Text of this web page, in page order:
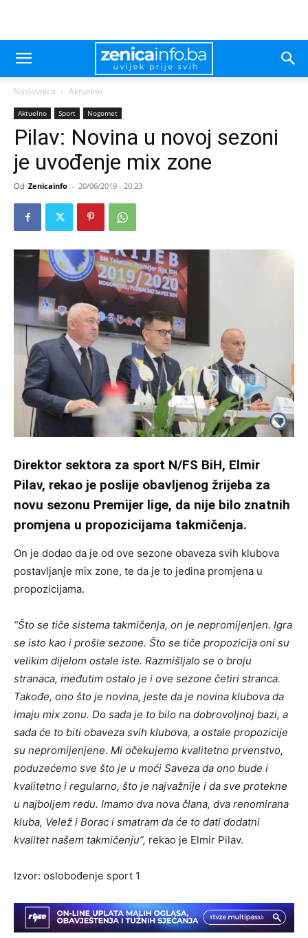
Naslovnica Aktuelno
Aktuelno Sport Nogomet
Pilav: Novina u novoj sezoni
je uvođenje mix zone
Od Zenicainfo - 20/06/2019 - 20:23
Direktor sektora za sport N/FS BiH, Elmir
Pilav, rekao je poslije obavljenog žrijeba za
novu sezonu Premijer lige, da nije bilo znatnih
promjena u propozicijama takmičenja.
On je dodao da je od ove sezone obaveza svih klubova
postavljanje mix zone, te da je to jedina promjena u
propozicijama.
“Što se tiče sistema takmičenja, on je nepromijenjen. Igra
se isto kao i prošle sezone. Što se tiče propozicija oni su
velikim dijelom ostale iste. Razmišljalo se o broju
stranaca, međutim ostalo je i ove sezone četiri stranca.
Takođe, ono što je novina, jeste da je novina klubova da
imaju mix zonu. Do sada je to bilo na dobrovoljnoj bazi, a
sada će to biti obaveza svih klubova, a ostale propozicije
su nepromijenjene. Mi očekujemo kvalitetno prvenstvo,
poduzećemo sve što je u moći Saveza da ono bude i
kvalitetno i regularno, što je najvažnije i da sve protekne
u najboljem redu. Imamo dva nova člana, dva renomirana
kluba, Velež i Borac i smatram da će to dati dodatni
kvalitet našem takmičenju”, rekao je Elmir Pilav.
Izvor: oslobođenje sport 1